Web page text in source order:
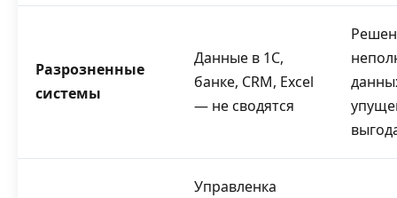
Разрозненные
системы
Данные в 1С,
банке, CRM, Excel
— не сводятся
Управленка